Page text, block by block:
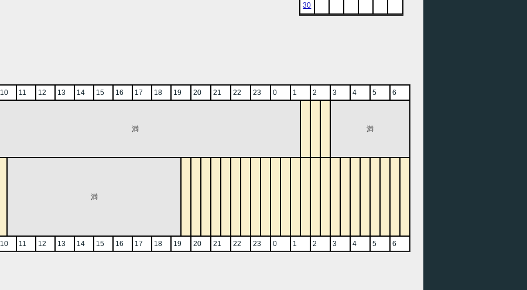
30
10 11 12 13 14 15 16 17 18 19 20 21 22 23 0 1 2 3 4 5 6
満 満
満
10 11 12 13 14 15 16 17 18 19 20 21 22 23 0 1 2 3 4 5 6